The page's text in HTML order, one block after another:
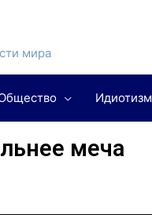
мира
Идиотизм
меча